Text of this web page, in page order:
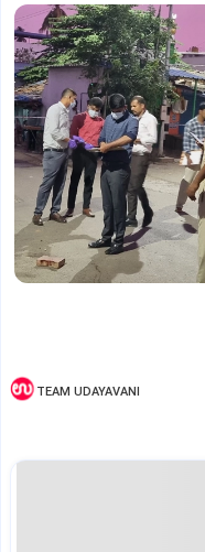
TEAM UDAYAVANI